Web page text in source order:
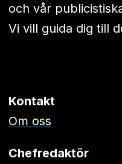
och vår
Vi vill guida dig till
Kontakt
Om oss
Chefredaktör